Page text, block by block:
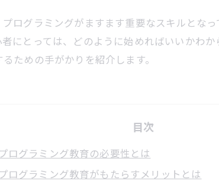
ログラミングがますます重要なスキルとな
にとっては、どのように始めればいいかわ
ための手がかりを紹介します。
目次
プログラミング教育の必要性とは
プログラミング教育がもたらすメリットとは